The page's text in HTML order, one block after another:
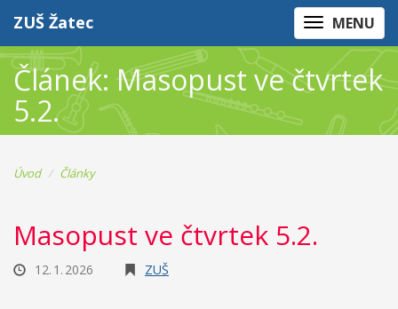
MENU
ZUŠ Žatec
Článek: Masopust ve čtvrtek
5.2.
Úvod Články
Masopust ve čtvrtek 5.2.
12. 1. 2026 ZUŠ